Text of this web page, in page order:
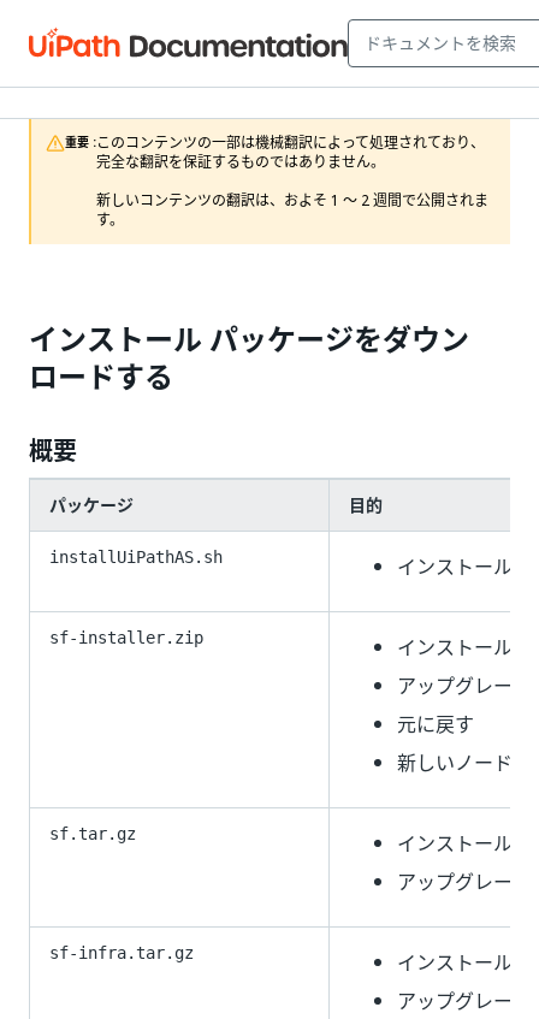
重要 :このコンテンツの一部は機械翻訳によって処理されており、
完全な翻訳を保証するものではありません。
新しいコンテンツの翻訳は、およそ 1 ～ 2 週間で公開されま
す。
インストール パッケージをダウン
ロードする
概要
パッケージ 目的
installUiPathAS.sh インストール
sf-installer.zip
インストール
アップグレード
元に戻す
新しいノード
sf.tar.gz
インストール
アップグレード
sf-infra.tar.gz
インストール
アップグレード